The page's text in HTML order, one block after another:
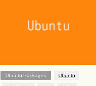
Ubuntu Packages Ubuntu